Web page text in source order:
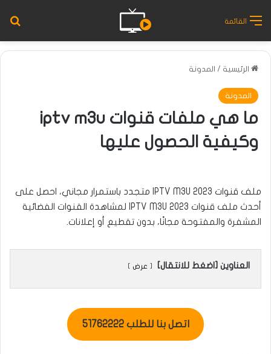
القائمة
الرئيسية / المدونة
المدونة
ما هي ملفات قنوات iptv m3u
وكيفية الحصول عليها
ملف قنوات IPTV M3U 2023 متجدد باستمرار مجاني، احصل على
أحدث ملف قنوات IPTV M3U 2023 لمشاهدة القنوات الفضائية
المشفرة والمفتوحة مجانًا، بدون تقطيع أو إعلانات.
العناوين [اضغط للانتقال] عرض
اتصل بنا للطلب 51762222